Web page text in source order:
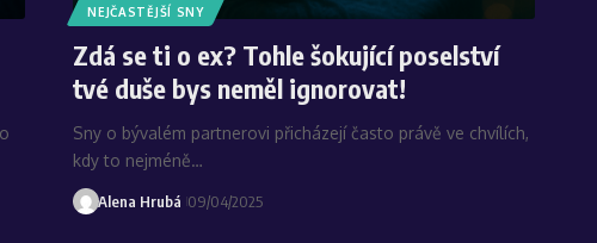
NEJČASTĚJŠÍ SNY
Zdá se ti o ex? Tohle šokující poselství
tvé duše bys neměl ignorovat!
Sny o bývalém partnerovi přicházejí často právě ve chvílích,
kdy to nejméně…
Alena Hrubá 09/04/2025